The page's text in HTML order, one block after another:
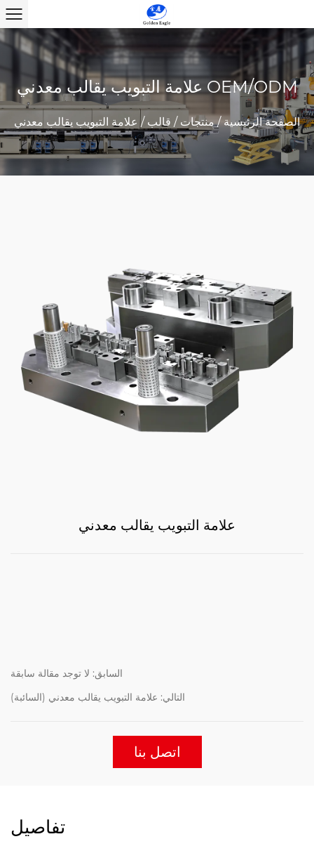
علامة التبويب يقالب معدني OEM/ODM
الصفحة الرئيسية /منتجات / قالب / علامة التبويب يقالب معدني
علامة التبويب يقالب معدني
السابق: لا توجد مقالة سابقة
التالي: علامة التبويب يقالب معدني (السائبة)
اتصل بنا
تفاصيل